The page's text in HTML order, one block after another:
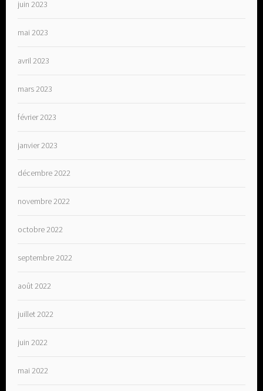
juin 2023
mai 2023
avril 2023
mars 2023
février 2023
janvier 2023
décembre 2022
novembre 2022
octobre 2022
septembre 2022
août 2022
juillet 2022
juin 2022
mai 2022